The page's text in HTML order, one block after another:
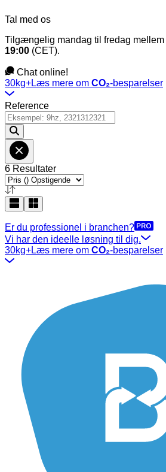
Tal med os
Tilgængelig mandag til fredag mellem
19:00 (CET).
Chat online!
30kg+Læs mere om CO₂-besparelser
Reference
6 Resultater
Er du professionel i branchen?
Vi har den ideelle løsning til dig.
30kg+Læs mere om CO₂-besparelser